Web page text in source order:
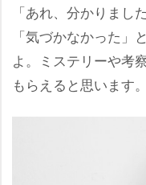
「あれ、分かりまし
「気づかなかった」
よ。ミステリーや考
もらえると思います。